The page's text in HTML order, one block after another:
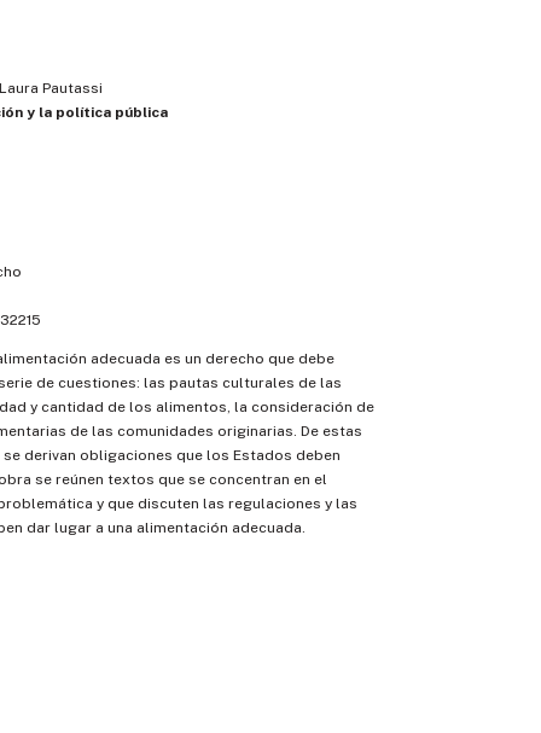
Pautassi
y la política pública
adecuada es un derecho que debe
de cuestiones: las pautas culturales de las
y cantidad de los alimentos, la consideración de
de las comunidades originarias. De estas
derivan obligaciones que los Estados deben
se reúnen textos que se concentran en el
y que discuten las regulaciones y las
dar lugar a una alimentación adecuada.